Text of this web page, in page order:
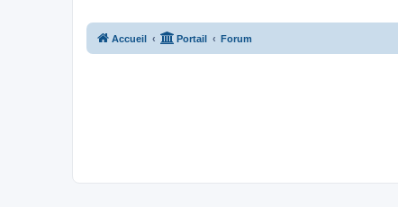
Accueil Portail Forum